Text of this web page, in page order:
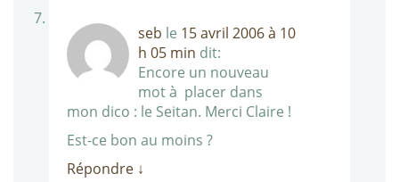
seb le 15 avril 2006 à 10
h 05 min dit:
Encore un nouveau
mot à placer dans
mon dico : le Seitan. Merci Claire !
Est-ce bon au moins ?
Répondre ↓